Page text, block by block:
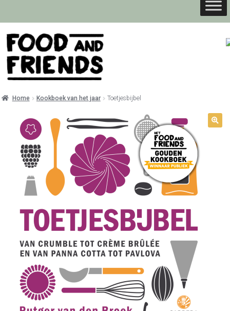
door
naar
naar
de
Home Kookboek van het jaar Toetjesbijbel